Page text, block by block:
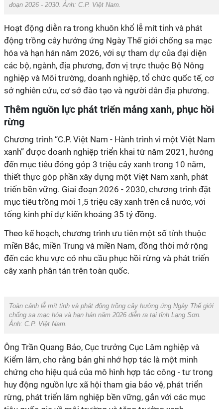
đoạn 2026 - 2030. Ảnh: C.P. Việt Nam‏.
động trồng cây hưởng ứng Ngày Thế giới chống sa mạc
hóa và hạn hán năm 2026, với sự tham dự của đại diện
các bộ, ngành, địa phương, đơn vị trực thuộc Bộ Nông
nghiệp và Môi trường, doanh nghiệp, tổ chức quốc tế, cơ
xanh” được doanh nghiệp triển khai từ năm 2021, hướng
đến mục tiêu đóng góp 3 triệu cây xanh trong 10 năm,
thiết thực góp phần xây dựng một Việt Nam xanh, phát
triển bền vững. Giai đoạn 2026 - 2030, chương trình đặt
mục tiêu trồng mới 1,5 triệu cây xanh trên cả nước, với
miền Bắc, miền Trung và miền Nam, đồng thời mở rộng
đến các khu vực có nhu cầu phục hồi rừng và phát triển
Toàn cảnh lễ mít tinh và phát động trồng cây hưởng ứng Ngày Thế giới
chống sa mạc hóa và hạn hán năm 2026 diễn ra tại tỉnh Lạng Sơn.
Kiểm lâm, cho rằng bản ghi nhớ hợp tác là một minh
chứng cho hiệu quả của mô hình hợp tác công - tư trong
huy động nguồn lực xã hội tham gia bảo vệ, phát triển
rừng, phát triển lâm nghiệp bền vững, gắn với các mục